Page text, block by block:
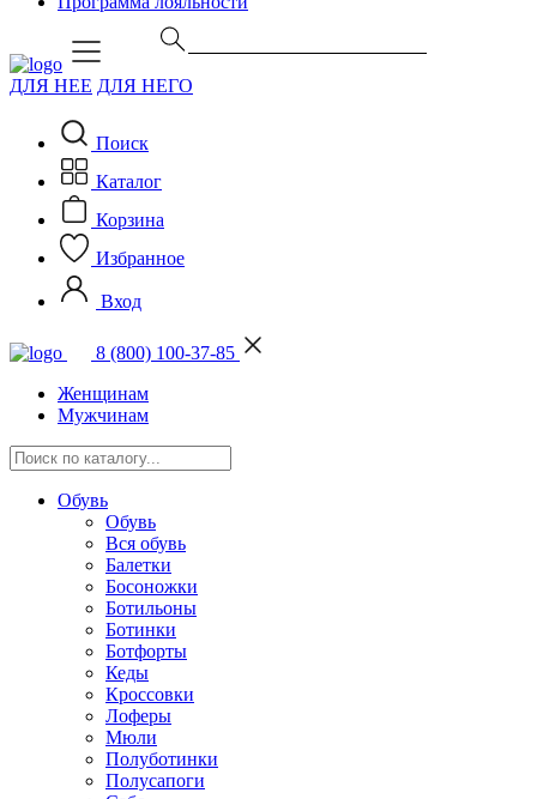
ДЛЯ НЕЕ ДЛЯ НЕГО
Поиск
Каталог
Корзина
Избранное
Вход
8 (800) 100-37-85
Женщинам
Мужчинам
Обувь
Обувь
Вся обувь
Балетки
Босоножки
Ботильоны
Ботинки
Ботфорты
Кеды
Кроссовки
Лоферы
Мюли
Полуботинки
Полусапоги